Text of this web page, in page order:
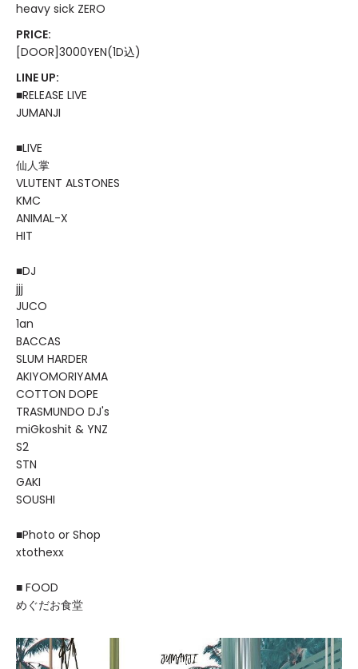
heavy sick ZERO
PRICE:
[DOOR]3000YEN(1D込)
LINE UP:
■RELEASE LIVE
JUMANJI
■LIVE
仙人掌
VLUTENT ALSTONES
KMC
ANIMAL-X
HIT
■DJ
jjj
JUCO
1an
BACCAS
SLUM HARDER
AKIYOMORIYAMA
COTTON DOPE
TRASMUNDO DJ's
miGkoshit & YNZ
S2
STN
GAKI
SOUSHI
■Photo or Shop
xtothexx
■ FOOD
めぐだお食堂